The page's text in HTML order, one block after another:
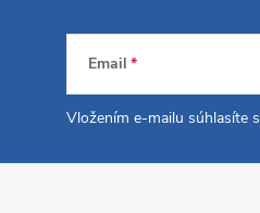
Email
Vložením e-mailu súhlasíte s